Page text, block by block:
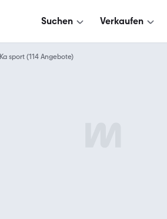
Suchen Verkaufen
Ka sport (114 Angebote)